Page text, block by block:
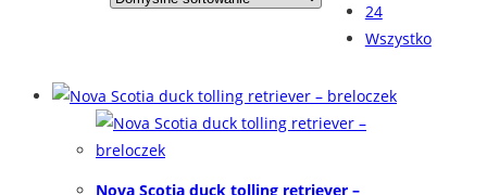
24
Wszystko
Nova Scotia duck tolling retriever –